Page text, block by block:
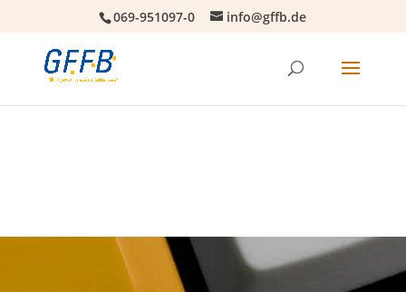
069-951097-0 info@gffb.de